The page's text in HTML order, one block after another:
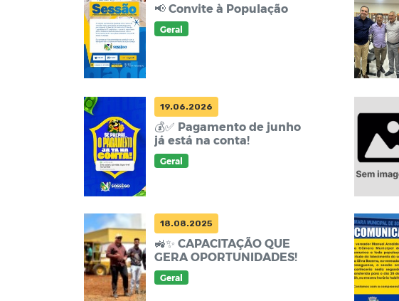
📢 Convite à População
Geral
19.06.2026
💰✅ Pagamento de junho
já está na conta!
Geral
18.08.2025
🚜✨ CAPACITAÇÃO QUE
GERA OPORTUNIDADES!
Geral